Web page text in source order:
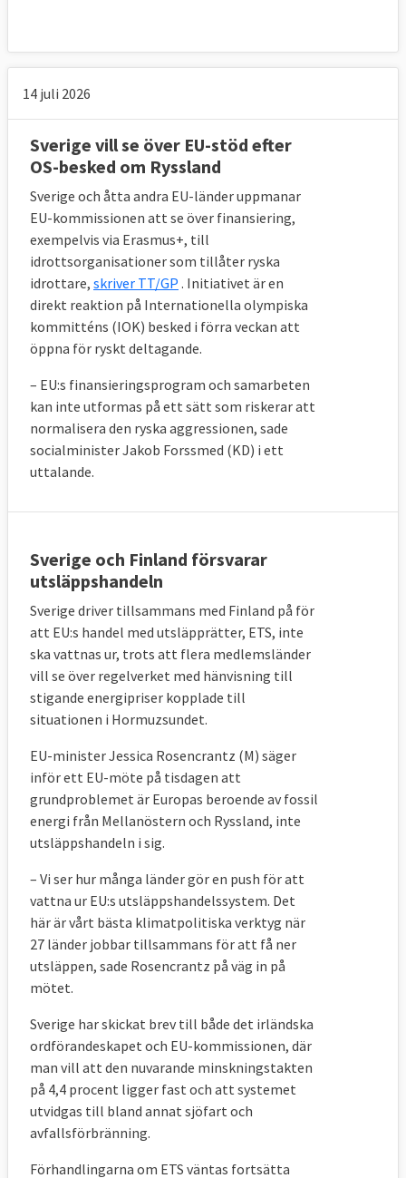
14 juli 2026
Sverige vill se över EU-stöd efter
OS-besked om Ryssland
Sverige och åtta andra EU-länder uppmanar
EU-kommissionen att se över finansiering,
exempelvis via Erasmus+, till
idrottsorganisationer som tillåter ryska
idrottare, skriver TT/GP . Initiativet är en
direkt reaktion på Internationella olympiska
kommitténs (IOK) besked i förra veckan att
öppna för ryskt deltagande.
– EU:s finansieringsprogram och samarbeten
kan inte utformas på ett sätt som riskerar att
normalisera den ryska aggressionen, sade
socialminister Jakob Forssmed (KD) i ett
uttalande.
Sverige och Finland försvarar
utsläppshandeln
Sverige driver tillsammans med Finland på för
att EU:s handel med utsläpprätter, ETS, inte
ska vattnas ur, trots att flera medlemsländer
vill se över regelverket med hänvisning till
stigande energipriser kopplade till
situationen i Hormuzsundet.
EU-minister Jessica Rosencrantz (M) säger
inför ett EU-möte på tisdagen att
grundproblemet är Europas beroende av fossil
energi från Mellanöstern och Ryssland, inte
utsläppshandeln i sig.
– Vi ser hur många länder gör en push för att
vattna ur EU:s utsläppshandelssystem. Det
här är vårt bästa klimatpolitiska verktyg när
27 länder jobbar tillsammans för att få ner
utsläppen, sade Rosencrantz på väg in på
mötet.
Sverige har skickat brev till både det irländska
ordförandeskapet och EU-kommissionen, där
man vill att den nuvarande minskningstakten
på 4,4 procent ligger fast och att systemet
utvidgas till bland annat sjöfart och
avfallsförbränning.
Förhandlingarna om ETS väntas fortsätta